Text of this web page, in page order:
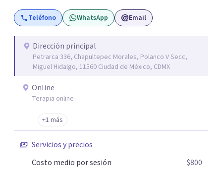
psicoanalítico.
Teléfono WhatsApp Email
Dirección principal
Petrarca 336, Chapultepec Morales, Polanco V Secc,
Miguel Hidalgo, 11560 Ciudad de México, CDMX
Online
Terapia online
+1 más
Servicios y precios
Costo medio por sesión
$800